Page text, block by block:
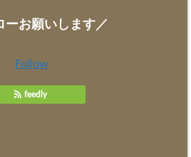
ーお願いします／
Follow
feedly